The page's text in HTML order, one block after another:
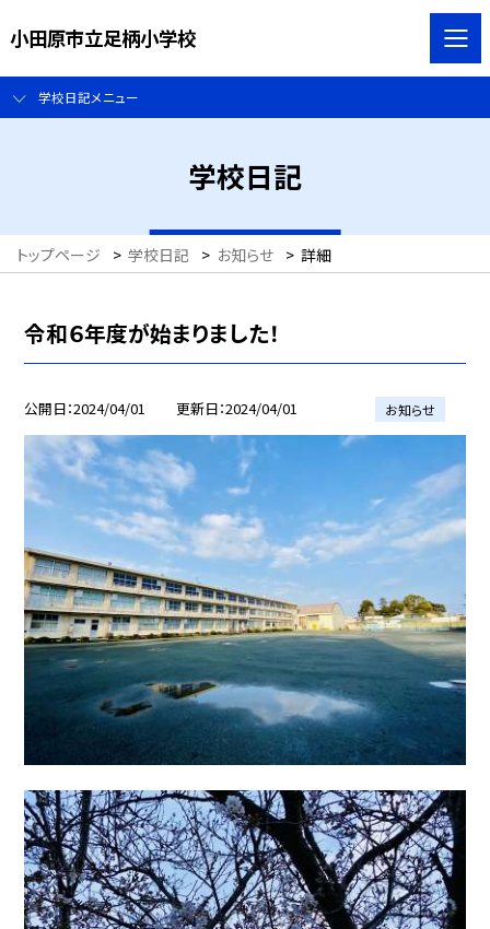
小田原市立足柄小学校
学校日記メニュー
学校日記
トップページ > 学校日記 > お知らせ > 詳細
令和６年度が始まりました！
公開日 2024/04/01 更新日 2024/04/01 お知らせ